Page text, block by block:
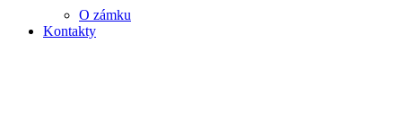
O zámku
Kontakty